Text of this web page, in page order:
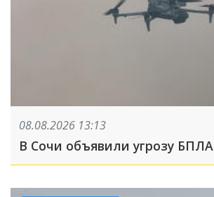
08.08.2026 13:13
В Сочи объявили угрозу БПЛА